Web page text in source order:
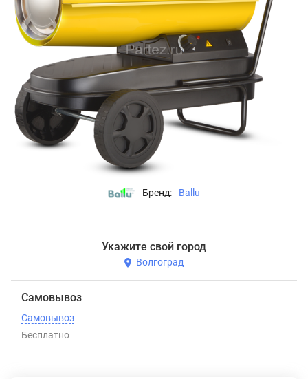
Бренд: Ballu
Укажите свой город
Волгоград
Самовывоз
Самовывоз
Бесплатно